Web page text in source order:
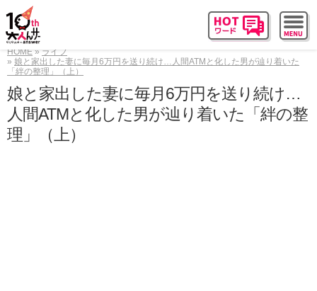
HOME
ライフ
娘と家出した妻に毎月6万円を送り続け…人間ATMと化した男が辿り着いた
「絆の整理」（上）
娘と家出した妻に毎月6万円を送り続け…
人間ATMと化した男が辿り着いた「絆の整
理」（上）